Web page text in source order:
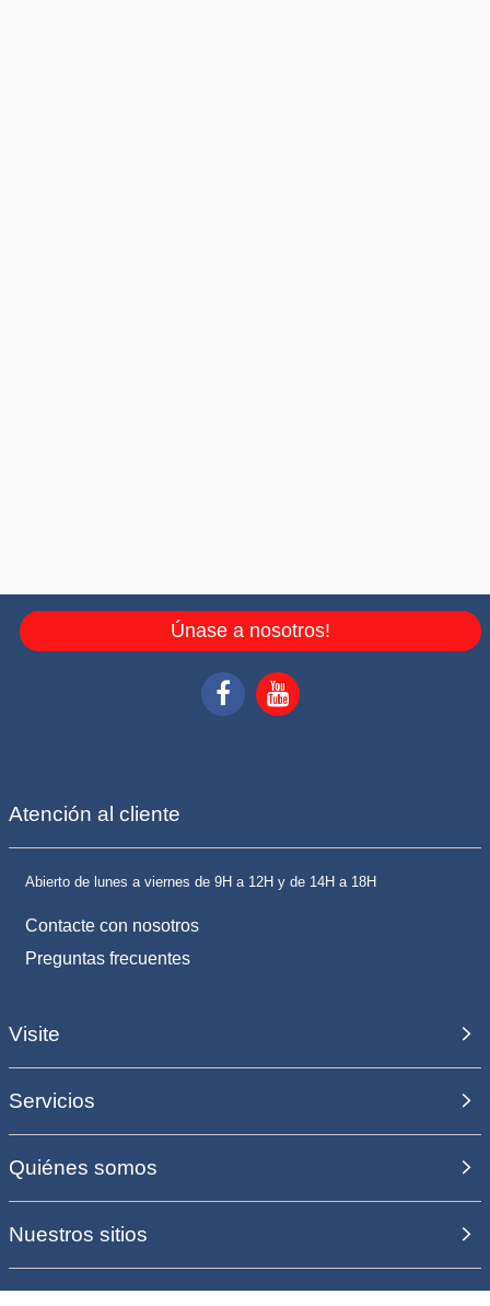
Únase a nosotros!
Atención al cliente
Abierto de lunes a viernes de 9H a 12H y de 14H a 18H
Contacte con nosotros
Preguntas frecuentes
Visite
Servicios
Quiénes somos
Nuestros sitios